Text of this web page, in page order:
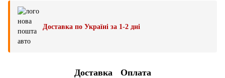
Доставка по Україні за 1-2 дні
Доставка Оплата